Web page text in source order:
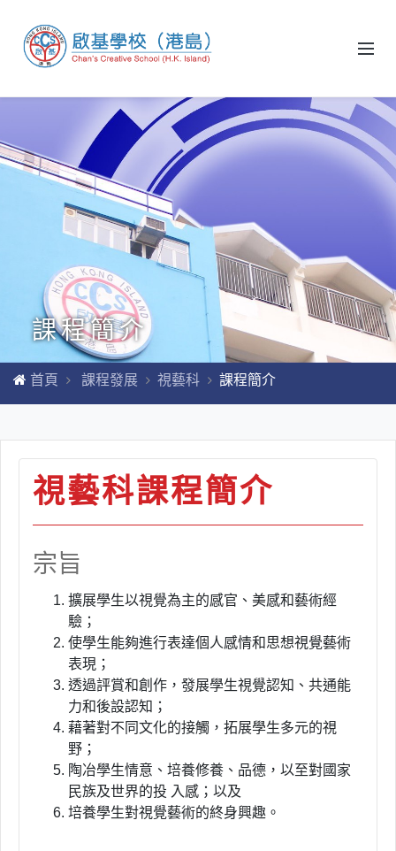
課程簡介
首頁 課程發展 視藝科 課程簡介
視藝科課程簡介
宗旨
擴展學生以視覺為主的感官、美感和藝術經
驗；
使學生能夠進行表達個人感情和思想視覺藝術
表現；
透過評賞和創作，發展學生視覺認知、共通能
力和後設認知；
藉著對不同文化的接觸，拓展學生多元的視
野；
陶冶學生情意、培養修養、品德，以至對國家
民族及世界的投 入感；以及
培養學生對視覺藝術的終身興趣。